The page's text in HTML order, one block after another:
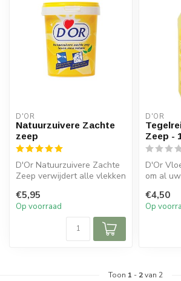
D'OR
Natuurzuivere Zachte
zeep
D'Or Natuurzuivere Zachte
Zeep verwijdert alle vlekken
€5,95
Op voorraad
D'OR
Zeep -
D'Or
om al
linoleum
€4,50
Op
Toon 1 - 2van 2